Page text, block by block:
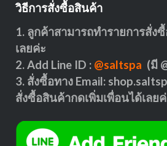
วิธีการสั่งซื้อสินค้า
1. ลูกค้าสามารถทำรายการสั่ง
เลยค่ะ
2. Add Line ID : @saltspa (มี
3. สั่งซื้อทาง Email:
สั่งซื้อสินค้ากดเพิ่มเพื่อนได้เลย